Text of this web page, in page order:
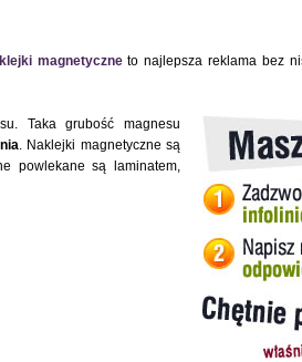
magnetyczneto najlepsza reklama bez
Taka grubość magnesu
. Naklejki magnetyczne są
powlekane są laminatem,